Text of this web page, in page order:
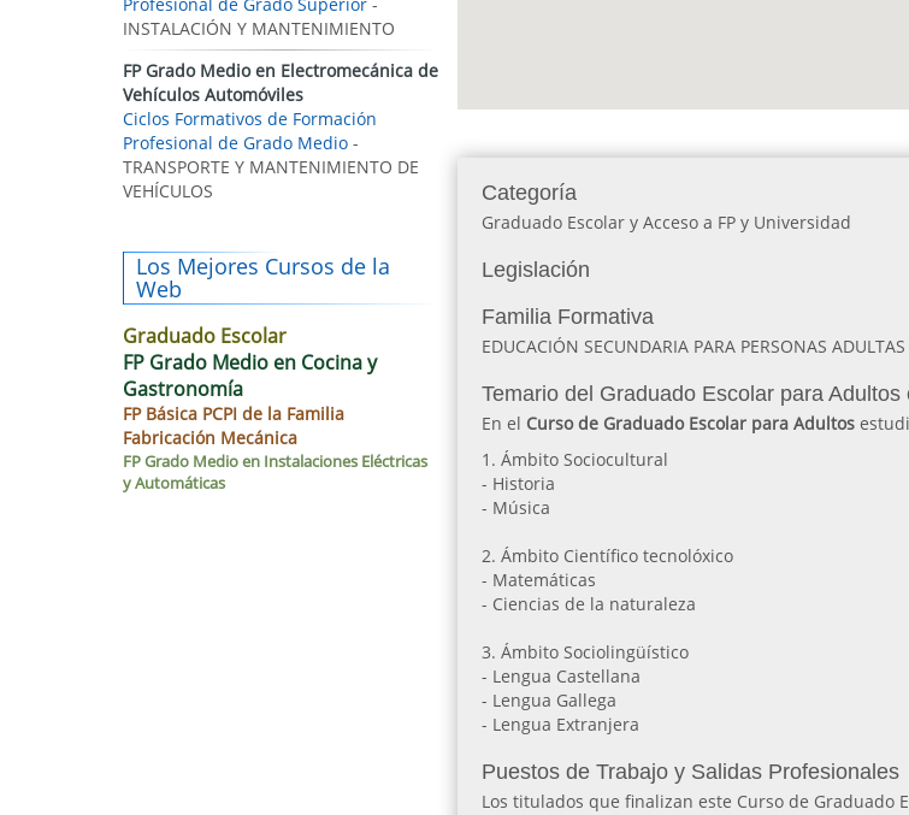
Categoría
Graduado Escolar y Acceso a FP y Universidad
Legislación
Familia Formativa
EDUCACIÓN SECUNDARIA PARA PERSONAS ADULTAS
Temario del Graduado Escolar para Adultos
En el Curso de Graduado Escolar para Adultos
1. Ámbito Sociocultural
- Historia
- Música
2. Ámbito Científico tecnolóxico
- Matemáticas
- Ciencias de la naturaleza
3. Ámbito Sociolingüístico
- Lengua Castellana
- Lengua Gallega
- Lengua Extranjera
Puestos de Trabajo y Salidas Profesionales
Los titulados que finalizan este Curso de
INSTALACIÓN Y MANTENIMIENTO
FP Grado Medio en Electromecánica de
Vehículos Automóviles
Ciclos Formativos de Formación
Profesional de Grado Medio -
TRANSPORTE Y MANTENIMIENTO DE
VEHÍCULOS
Los Mejores Cursos de la
Web
Graduado Escolar
FP Grado Medio en Cocina y
Gastronomía
FP Básica PCPI de la Familia
Fabricación Mecánica
FP Grado Medio en Instalaciones Eléctricas
y Automáticas